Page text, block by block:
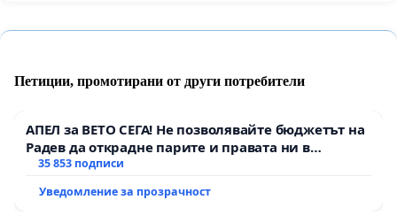
Петиции, промотирани от други потребители
АПЕЛ за ВЕТО СЕГА! Не позволявайте бюджетът на
Радев да открадне парите и правата ни в
тъмното
35 853 подписи
Уведомление за прозрачност